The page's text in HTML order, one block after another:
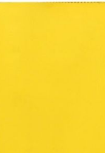
verpakt per 12 stuks.
Verpakt